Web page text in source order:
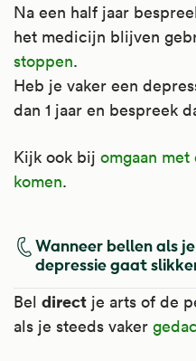
Kijk voor meer
Apotheek.nl
spierpijn en klachten
verkoudheid.
Kijk voor meer
Apotheek.nl
Na een half jaar
het medicijn blijven
stoppen.
Heb je vaker een
dan 1 jaar en bespreek
Kijk ook bij omgaan
komen.
Wanneer bellen als
depressie gaat
Bel direct je arts of de
als je steeds vaker